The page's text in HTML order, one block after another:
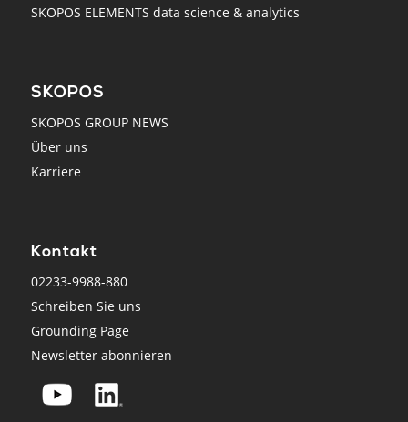
SKOPOS ELEMENTS data science & analytics
SKOPOS
SKOPOS GROUP NEWS
Über uns
Karriere
Kontakt
02233-9988-880
Schreiben Sie uns
Grounding Page
Newsletter abonnieren